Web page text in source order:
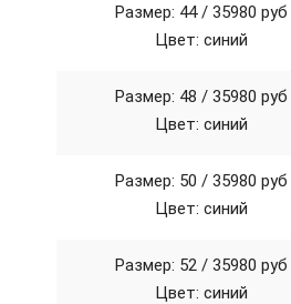
Размер: 44 / 35980 руб
Цвет: синий
Размер: 48 / 35980 руб
Цвет: синий
Размер: 50 / 35980 руб
Цвет: синий
Размер: 52 / 35980 руб
Цвет: синий